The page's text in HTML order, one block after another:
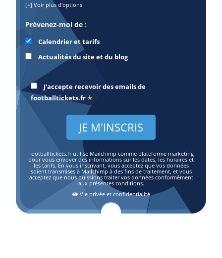
[+] Voir plus d'options
Prévenez-moi de :
Calendrier et tarifs
Actualités du site et du blog
J'accepte recevoir des emails de
footballtickets.fr *
Footballtickets.fr utilise Mailchimp comme plateforme marketing
pour vous envoyer des informations sur les dates, les horaires et
les tarifs. En vous inscrivant, vous acceptez que vos données
soient transmises à Mailchimp à des fins de traitement, et vous
acceptez que nous puissions traiter vos données conformément
aux présentes conditions.
Vie privée et confidentialité